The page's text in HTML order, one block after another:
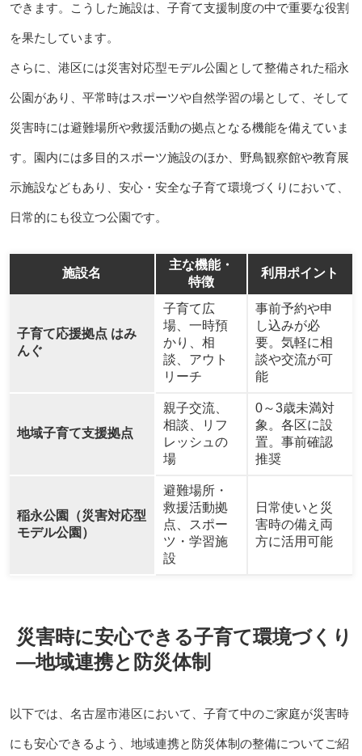
できます。こうした施設は、子育て支援制度の中で重要な役割
を果たしています。
さらに、港区には災害対応型モデル公園として整備された稲永
公園があり、平常時はスポーツや自然学習の場として、そして
災害時には避難場所や救援活動の拠点となる機能を備えていま
す。園内には多目的スポーツ施設のほか、野鳥観察館や教育展
示施設などもあり、安心・安全な子育て環境づくりにおいて、
日常的にも役立つ公園です。
施設名
主な機能・
特徴
利用ポイント
子育て応援拠点 はみ
んぐ
子育て広
場、一時預
かり、相
談、アウト
リーチ
事前予約や申
し込みが必
要。気軽に相
談や交流が可
能
地域子育て支援拠点
親子交流、
相談、リフ
レッシュの
場
0～3歳未満対
象。各区に設
置。事前確認
推奨
稲永公園（災害対応型
モデル公園）
避難場所・
救援活動拠
点、スポー
ツ・学習施
設
日常使いと災
害時の備え両
方に活用可能
災害時に安心できる子育て環境づくり
—地域連携と防災体制
以下では、名古屋市港区において、子育て中のご家庭が災害時
にも安心できるよう、地域連携と防災体制の整備についてご紹